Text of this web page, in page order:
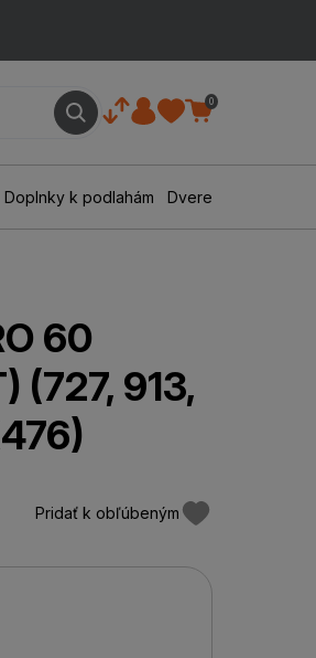
0
Doplnky k podlahám Dvere
60
(727, 913,
Pridať k obľúbeným